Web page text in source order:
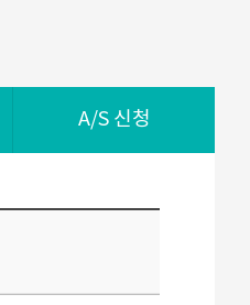
A/S 신청